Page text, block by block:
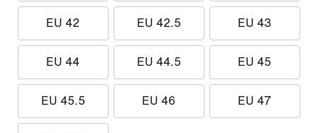
EU 42 EU 42.5 EU 43
EU 44 EU 44.5 EU 45
EU 45.5 EU 46 EU 47